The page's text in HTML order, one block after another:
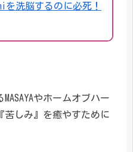
を洗脳するのに必死！
やホームオブハー
苦しみ』を癒やすために